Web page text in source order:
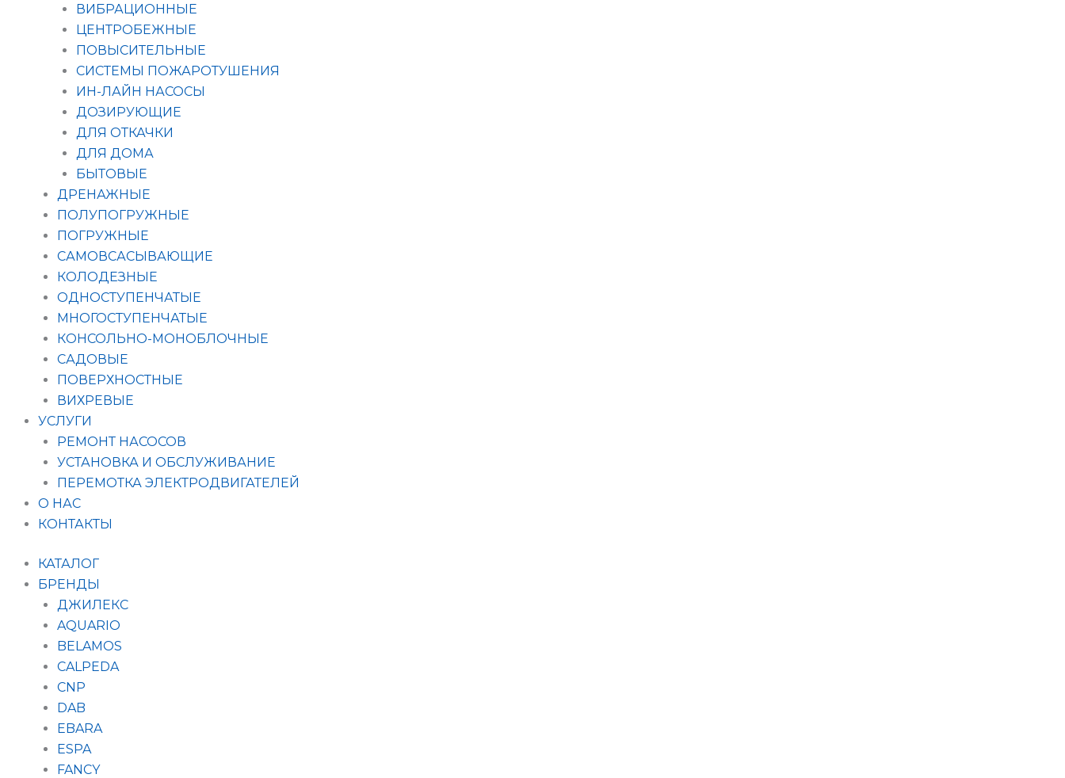
ВИБРАЦИОННЫЕ
ЦЕНТРОБЕЖНЫЕ
ПОВЫСИТЕЛЬНЫЕ
СИСТЕМЫ ПОЖАРОТУШЕНИЯ
ИН-ЛАЙН НАСОСЫ
ДОЗИРУЮЩИЕ
ДЛЯ ОТКАЧКИ
ДЛЯ ДОМА
БЫТОВЫЕ
ДРЕНАЖНЫЕ
ПОЛУПОГРУЖНЫЕ
ПОГРУЖНЫЕ
САМОВСАСЫВАЮЩИЕ
КОЛОДЕЗНЫЕ
ОДНОСТУПЕНЧАТЫЕ
МНОГОСТУПЕНЧАТЫЕ
КОНСОЛЬНО-МОНОБЛОЧНЫЕ
САДОВЫЕ
ПОВЕРХНОСТНЫЕ
ВИХРЕВЫЕ
УСЛУГИ
РЕМОНТ НАСОСОВ
УСТАНОВКА И ОБСЛУЖИВАНИЕ
ПЕРЕМОТКА ЭЛЕКТРОДВИГАТЕЛЕЙ
О НАС
КОНТАКТЫ
КАТАЛОГ
БРЕНДЫ
ДЖИЛЕКС
AQUARIO
BELAMOS
CALPEDA
CNP
DAB
EBARA
ESPA
FANCY